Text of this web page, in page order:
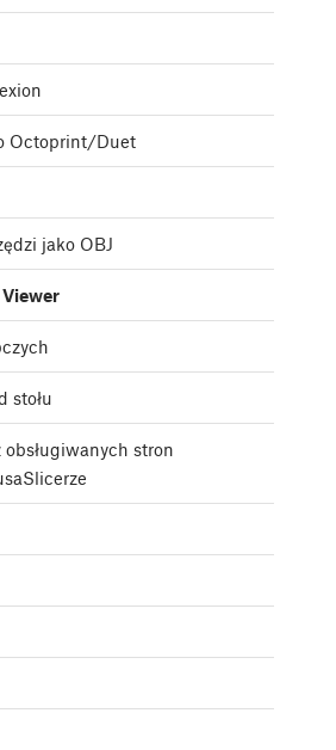
Octoprint/Duet
jako OBJ
stołu
stron